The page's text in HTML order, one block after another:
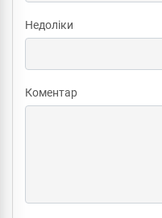
Недоліки
Коментар